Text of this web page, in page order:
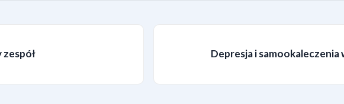
zespół Depresja i samookaleczenia